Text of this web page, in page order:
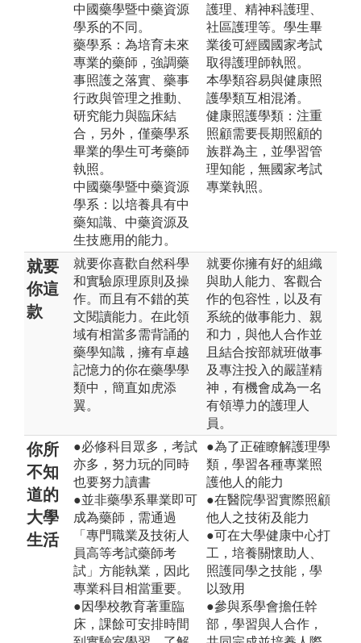
中國藥學暨中藥資源
學系的不同。
藥學系：為培育未來
專業的藥師，強調藥
事照護之落實、藥事
行政與管理之推動、
研究能力與臨床結
合，另外，僅藥學系
畢業的學生可考藥師
執照。
中國藥學暨中藥資源
學系：以培養具有中
藥知識、中藥資源及
生技應用的能力。
護理、精神科護理、
社區護理等。學生畢
業後可經國國家考試
取得護理師執照。
本學類容易與健康照
護學類互相混淆。
健康照護學類：注重
照顧需要長期照顧的
族群為主，並學習管
理知能，無國家考試
專業執照。
就要
你這
款
就要你喜歡自然科學
和實驗原理原則及操
作。而且有不錯的英
文閱讀能力。在此領
域有相當多需背誦的
藥學知識，擁有卓越
記憶力的你在藥學學
類中，簡直如虎添
翼。
就要你擁有好的組織
與助人能力、客觀合
作的包容性，以及有
系統的做事能力、親
和力，與他人合作並
且結合按部就班做事
及專注投入的嚴謹精
神，有機會成為一名
有領導力的護理人
員。
你所
不知
道的
大學
生活
●必修科目眾多，考試
亦多，努力玩的同時
也要努力讀書
●並非藥學系畢業即可
成為藥師，需通過
「專門職業及技術人
員高等考試藥師考
試」方能執業，因此
專業科目相當重要。
●因學校教育著重臨
床，課餘可安排時間
●為了正確瞭解護理學
類，學習各種專業照
護他人的能力
●在醫院學習實際照顧
他人之技術及能力
●可在大學健康中心打
工，培養關懷助人、
照護同學之技能，學
以致用
●參與系學會擔任幹
部，學習與人合作，